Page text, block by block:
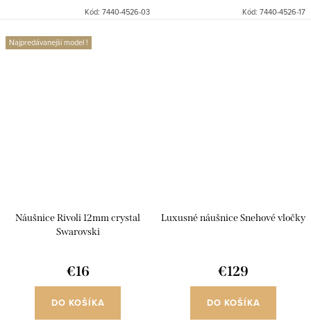
Kód: 7440-4526-03 Kód: 7440-4526-17
Najpredávanejší model !
Náušnice Rivoli 12mm crystal
Swarovski
€16
DO KOŠÍKA
Luxusné náušnice Snehové vločky
€129
DO KOŠÍKA